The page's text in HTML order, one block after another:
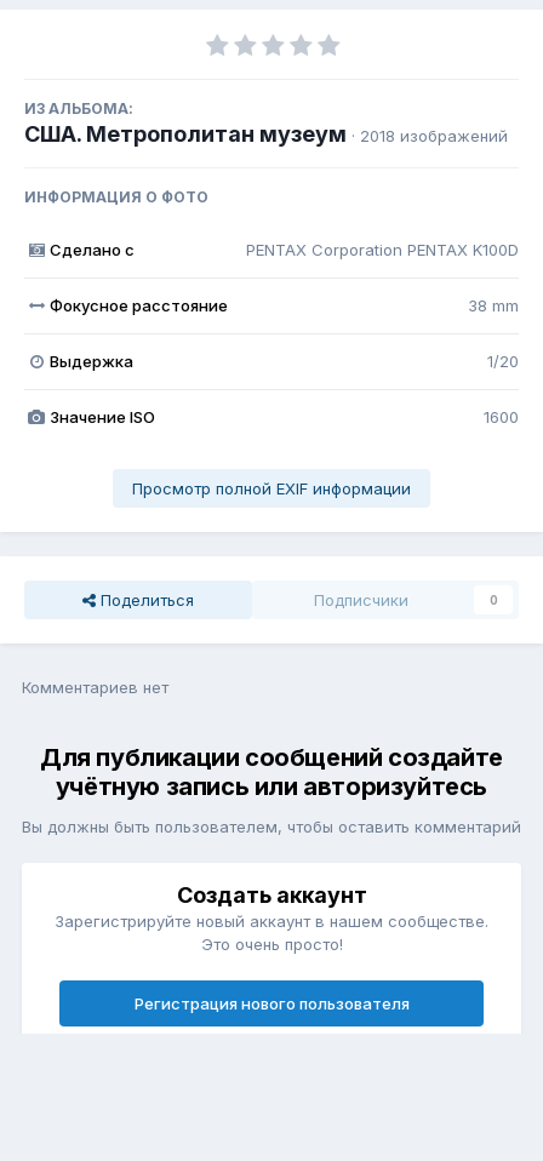
ИЗ АЛЬБОМА:
США. Метрополитан музеум · 2018 изображений
ИНФОРМАЦИЯ О ФОТО
Сделано с PENTAX Corporation PENTAX K100D
Фокусное расстояние 38 mm
Выдержка 1/20
Значение ISO 1600
Просмотр полной EXIF информации
Поделиться Подписчики 0
Комментариев нет
Для публикации сообщений создайте
учётную запись или авторизуйтесь
Вы должны быть пользователем, чтобы оставить комментарий
Создать аккаунт
Зарегистрируйте новый аккаунт в нашем сообществе.
Это очень просто!
Регистрация нового пользователя